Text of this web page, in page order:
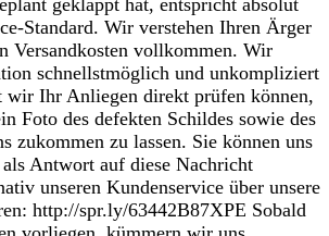
Standard. Wir verstehen Ihren Ärger
Versandkosten vollkommen. Wir
schnellstmöglich und unkompliziert
wir Ihr Anliegen direkt prüfen können,
Foto des defekten Schildes sowie des
zukommen zu lassen. Sie können uns
Antwort auf diese Nachricht
unseren Kundenservice über unsere
http://spr.ly/63442B87XPE Sobald